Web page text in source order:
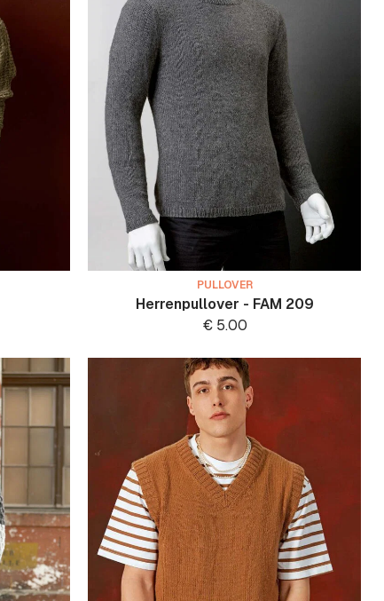
PULLOVER
Herrenpullover - FAM 209
€5.00